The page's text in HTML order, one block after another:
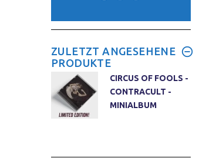
ZULETZT ANGESEHENE
PRODUKTE
CIRCUS OF FOOLS -
CONTRACULT -
MINIALBUM